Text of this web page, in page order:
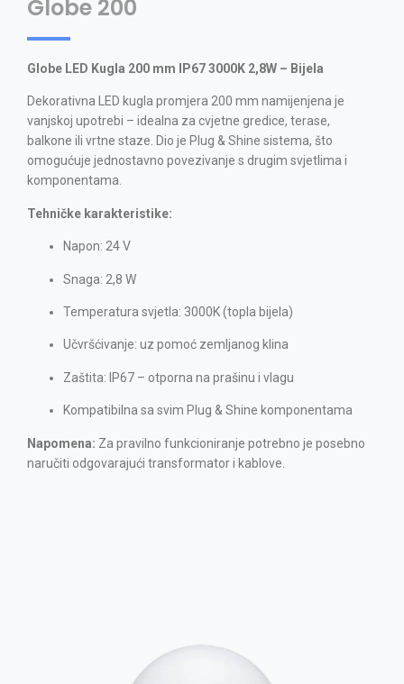
Globe 200
Globe LED Kugla 200 mm IP67 3000K 2,8W – Bijela
Dekorativna LED kugla promjera 200 mm namijenjena je
vanjskoj upotrebi – idealna za cvjetne gredice, terase,
balkone ili vrtne staze. Dio je Plug & Shine sistema, što
omogućuje jednostavno povezivanje s drugim svjetlima i
komponentama.
Tehničke karakteristike:
Napon: 24 V
Snaga: 2,8 W
Temperatura svjetla: 3000K (topla bijela)
Učvršćivanje: uz pomoć zemljanog klina
Zaštita: IP67 – otporna na prašinu i vlagu
Kompatibilna sa svim Plug & Shine komponentama
Napomena: Za pravilno funkcioniranje potrebno je posebno
naručiti odgovarajući transformator i kablove.